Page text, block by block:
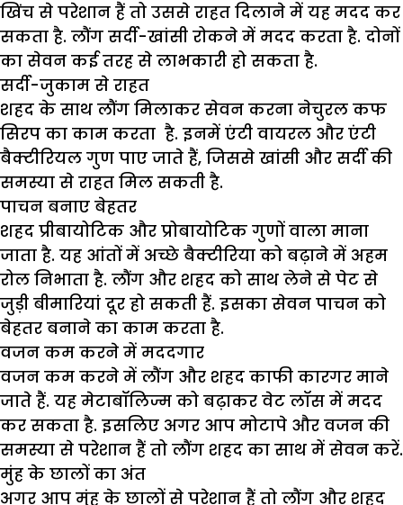
खिंच से परेशान हैं तो उससे राहत दिलाने में यह मदद कर
सकता है. लौंग सर्दी-खांसी रोकने में मदद करता है. दोनों
का सेवन कई तरह से लाभकारी हो सकता है.
सर्दी-जुकाम से राहत
शहद के साथ लौंग मिलाकर सेवन करना नेचुरल कफ
सिरप का काम करता है. इनमें एंटी वायरल और एंटी
बैक्टीरियल गुण पाए जाते हैं, जिससे खांसी और सर्दी की
समस्या से राहत मिल सकती है.
पाचन बनाए बेहतर
शहद प्रीबायोटिक और प्रोबायोटिक गुणों वाला माना
जाता है. यह आंतों में अच्छे बैक्टीरिया को बढ़ाने में अहम
रोल निभाता है. लौंग और शहद को साथ लेने से पेट से
जुड़ी बीमारियां दूर हो सकती हैं. इसका सेवन पाचन को
बेहतर बनाने का काम करता है.
वजन कम करने में मददगार
वजन कम करने में लौंग और शहद काफी कारगर माने
जाते हैं. यह मेटाबॉलिज्म को बढ़ाकर वेट लॉस में मदद
कर सकता है. इसलिए अगर आप मोटापे और वजन की
समस्या से परेशान हैं तो लौंग शहद का साथ में सेवन करें.
मुंह के छालों का अंत
अगर आप मुंह के छालों से परेशान हैं तो लौंग और शहद